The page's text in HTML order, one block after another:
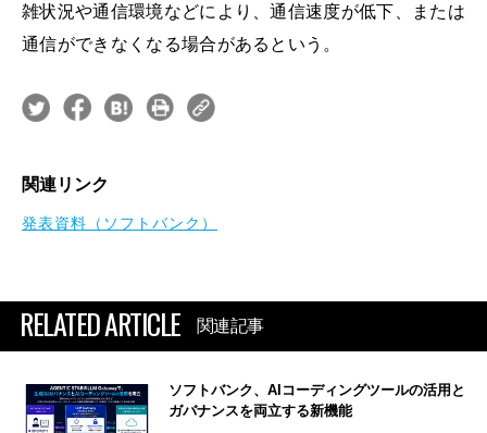
雑状況や通信環境などにより、通信速度が低下、または
通信ができなくなる場合があるという。
関連リンク
発表資料（ソフトバンク）
RELATED ARTICLE 関連記事
ソフトバンク、AIコーディングツールの活用と
ガバナンスを両立する新機能